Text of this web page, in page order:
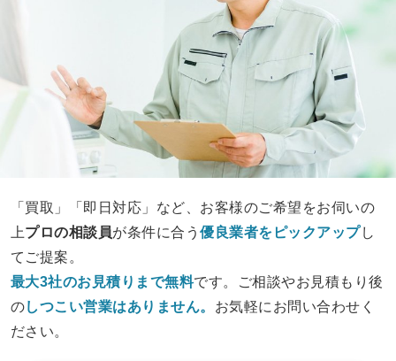
「買取」「即日対応」など、お客様のご希望をお伺いの
上プロの相談員が条件に合う優良業者をピックアップし
てご提案。
最大3社のお見積りまで無料です。ご相談やお見積もり後
のしつこい営業はありません。 お気軽にお問い合わせく
ださい。